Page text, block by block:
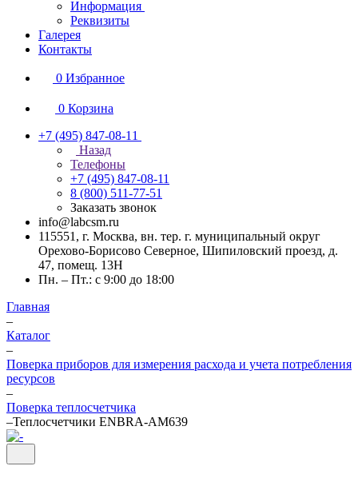
Информация
Реквизиты
Галерея
Контакты
0 Избранное
0 Корзина
+7 (495) 847-08-11
Назад
Телефоны
+7 (495) 847-08-11
8 (800) 511-77-51
Заказать звонок
info@labcsm.ru
115551, г. Москва, вн. тер. г. муниципальный округ
Орехово-Борисово Северное, Шипиловский проезд, д.
47, помещ. 13Н
Пн. – Пт.: с 9:00 до 18:00
Главная
–
Каталог
–
Поверка приборов для измерения расхода и учета потребления
ресурсов
–
Поверка теплосчетчика
–Теплосчетчики ENBRA-АМ639